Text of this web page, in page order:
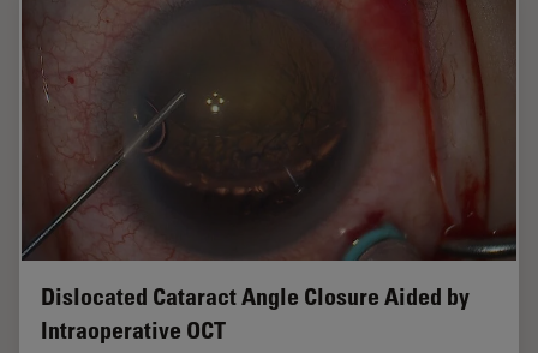
Dislocated Cataract Angle Closure Aided by
Intraoperative OCT